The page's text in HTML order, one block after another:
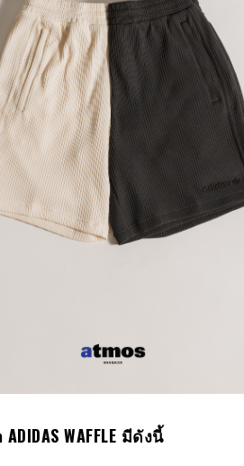
ADIDAS WAFFLE มีดังนี้